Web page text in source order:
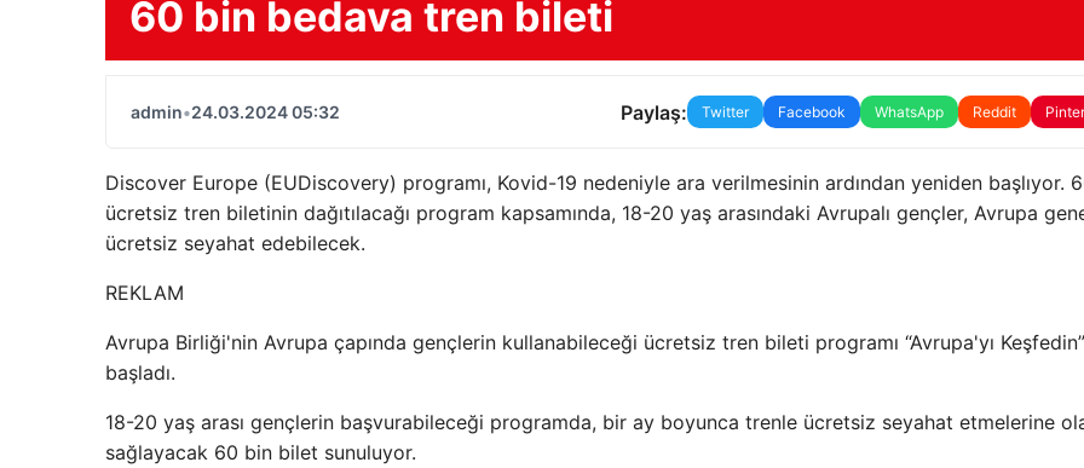
60 bin bedava tren bileti
admin•24.03.2024 05:32 Paylaş: Twitter Facebook WhatsApp Reddit
Discover Europe (EUDiscovery) programı, Kovid-19 nedeniyle ara verilmesinin ardından yeniden başlıyor.
ücretsiz tren biletinin dağıtılacağı program kapsamında, 18-20 yaş arasındaki Avrupalı ​​gençler, Avrupa
ücretsiz seyahat edebilecek.
REKLAM
Avrupa Birliği'nin Avrupa çapında gençlerin kullanabileceği ücretsiz tren bileti programı “Avrupa'yı Keşfedin”
başladı.
18-20 yaş arası gençlerin başvurabileceği programda, bir ay boyunca trenle ücretsiz seyahat etmelerine
sağlayacak 60 bin bilet sunuluyor.